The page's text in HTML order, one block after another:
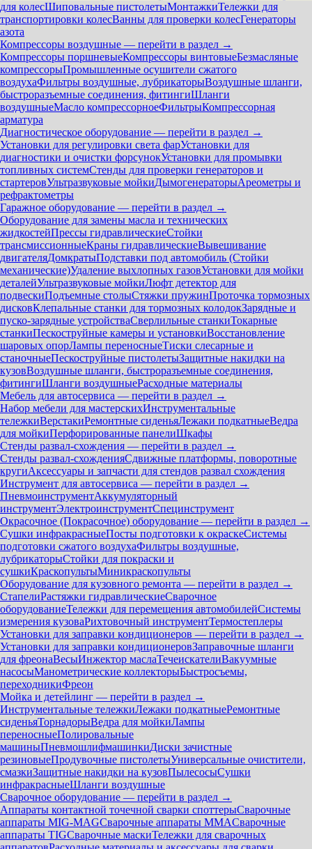
для колесШиповальные пистолетыМонтажкиТележки для
транспортировки колесВанны для проверки колесГенераторы
азота
Компрессоры воздушные — перейти в раздел →
Компрессоры поршневыеКомпрессоры винтовыеБезмасляные
компрессорыПромышленные осушители сжатого
воздухаФильтры воздушные, лубрикаторыВоздушные шланги,
быстроразъемные соединения, фитингиШланги
воздушныеМасло компрессорноеФильтрыКомпрессорная
арматура
Диагностическое оборудование — перейти в раздел →
Установки для регулировки света фарУстановки для
диагностики и очистки форсунокУстановки для промывки
топливных системСтенды для проверки генераторов и
стартеровУльтразвуковые мойкиДымогенераторыАреометры и
рефрактометры
Гаражное оборудование — перейти в раздел →
Оборудование для замены масла и технических
жидкостейПрессы гидравлическиеСтойки
трансмиссионныеКраны гидравлическиеВывешивание
двигателяДомкратыПодставки под автомобиль (Стойки
механические)Удаление выхлопных газовУстановки для мойки
деталейУльтразвуковые мойкиЛюфт детектор для
подвескиПодъемные столыСтяжки пружинПроточка тормозных
дисковКлепальные станки для тормозных колодокЗарядные и
пуско-зарядные устройстваСверлильные станкиТокарные
станкиПескоструйные камеры и установкиВосстановление
шаровых опорЛампы переносныеТиски слесарные и
станочныеПескоструйные пистолетыЗащитные накидки на
кузовВоздушные шланги, быстроразъемные соединения,
фитингиШланги воздушныеРасходные материалы
Мебель для автосервиса — перейти в раздел →
Набор мебели для мастерскихИнструментальные
тележкиВерстакиРемонтные сиденьяЛежаки подкатныеВедра
для мойкиПерфорированные панелиШкафы
Стенды развал-схождения — перейти в раздел →
Стенды развал-схожденияСдвижные платформы, поворотные
кругиАксессуары и запчасти для стендов развал схождения
Инструмент для автосервиса — перейти в раздел →
ПневмоинструментАккумуляторный
инструментЭлектроинструментСпецинструмент
Окрасочное (Покрасочное) оборудование — перейти в раздел →
Сушки инфракрасныеПосты подготовки к окраскеСистемы
подготовки сжатого воздухаФильтры воздушные,
лубрикаторыСтойки для покраски и
сушкиКраскопультыМиникраскопульты
Оборудование для кузовного ремонта — перейти в раздел →
СтапелиРастяжки гидравлическиеСварочное
оборудованиеТележки для перемещения автомобилейСистемы
измерения кузоваРихтовочный инструментТермостеплеры
Установки для заправки кондиционеров — перейти в раздел →
Установки для заправки кондиционеровЗаправочные шланги
для фреонаВесыИнжектор маслаТечеискателиВакуумные
насосыМанометрические коллекторыБыстросъемы,
переходникиФреон
Мойка и детейлинг — перейти в раздел →
Инструментальные тележкиЛежаки подкатныеРемонтные
сиденьяТорнадорыВедра для мойкиЛампы
переносныеПолировальные
машиныПневмошлифмашинкиДиски зачистные
резиновыеПродувочные пистолетыУниверсальные очистители,
смазкиЗащитные накидки на кузовПылесосыСушки
инфракрасныеШланги воздушные
Сварочное оборудование — перейти в раздел →
Аппараты контактной точечной сварки cпоттерыСварочные
аппараты MIG-MAGСварочные аппараты MMAСварочные
аппараты TIGСварочные маскиТележки для сварочных